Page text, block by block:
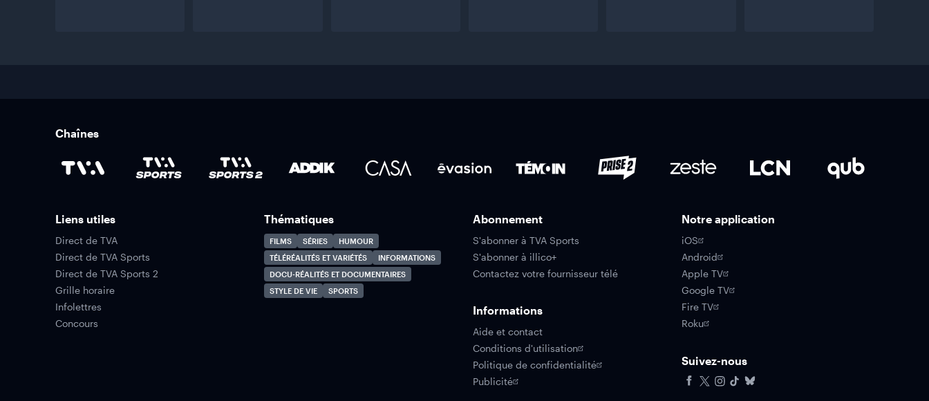
Chaînes
Liens utiles
Direct de TVA
Direct de TVA Sports
Direct de TVA Sports 2
Grille horaire
Infolettres
Concours
Thématiques
FILMS SÉRIES
HUMOUR
TÉLÉRÉALITÉS ET VARIÉTÉS
INFORMATIONS
DOCU-RÉALITÉS ET DOCUMENTAIRES
STYLE DE VIE
SPORTS
Abonnement
S'abonner à TVA Sports
S'abonner à illico+
Contactez votre fournisseur télé
Informations
Aide et contact
Conditions d'utilisation
Politique de confidentialité
Publicité
Notre application
iOS
Android
Apple TV
Google TV
Fire TV
Roku
Suivez-nous